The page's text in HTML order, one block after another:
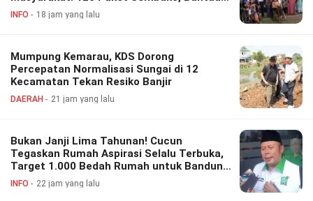
Disabilitas hingga Layanan Kesehatan
INFO 18 jam yang lalu
Mumpung Kemarau, KDS Dorong
Percepatan Normalisasi Sungai di 12
Kecamatan Tekan Resiko Banjir
DAERAH 21 jam yang lalu
Bukan Janji Lima Tahunan! Cucun
Tegaskan Rumah Aspirasi Selalu Terbuka,
Target 1.000 Bedah Rumah untuk Bandung
Barat
INFO 22 jam yang lalu